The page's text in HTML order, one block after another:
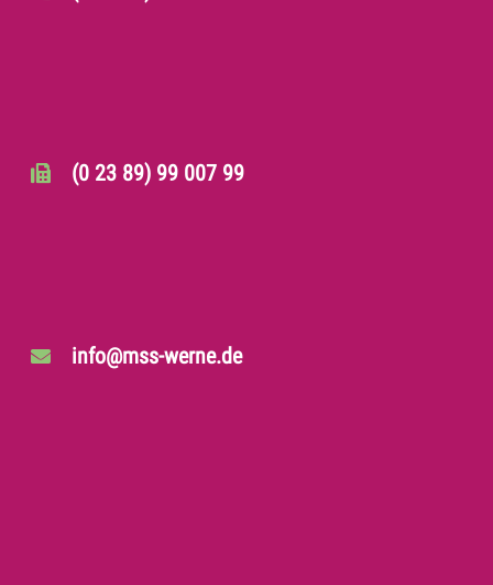
(0 23 89) 99 007 99
info@mss-werne.de